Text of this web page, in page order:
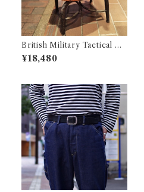
British Military Tactical Bo
ots Brown 8W / BATES / イ
ギリス軍 コンバット ブーツ ベ
¥18,480